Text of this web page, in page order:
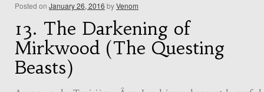
Posted on January 26, 2016 byVenom
13. The Darkening of
Mirkwood (The Questing
Beasts)